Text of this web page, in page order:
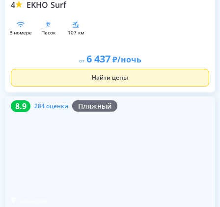
4 EKHO Surf
в номере песок 107 км
от 6 437 /ночь
Найти цены
8.9 284 оценки Пляжный
8.9 284 оценки